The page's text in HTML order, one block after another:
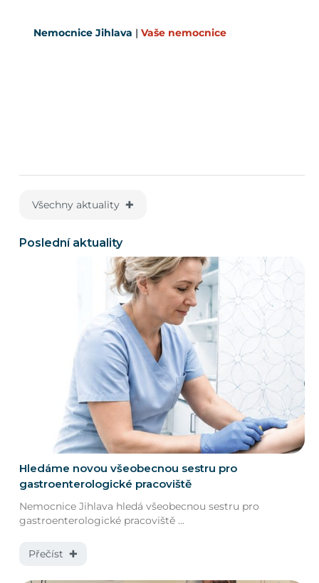
Nemocnice Jihlava | Vaše nemocnice
Všechny aktuality ✚
Poslední aktuality
Hledáme novou všeobecnou sestru pro
gastroenterologické pracoviště
Nemocnice Jihlava hledá všeobecnou sestru pro
gastroenterologické pracoviště ...
Přečíst ✚